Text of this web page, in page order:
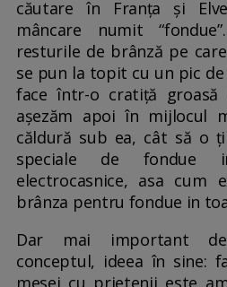
căutare în Franța și
mâncare numit
resturile de brânză pe
se pun la topit cu un pic de
face într-o cratiță
așezăm apoi în mijlocul
căldură sub ea, cât să o
speciale de fondue
electrocasnice, asa cum
brânza pentru fondue in
Dar mai important
conceptul, ideea în sine:
mesei cu prietenii este